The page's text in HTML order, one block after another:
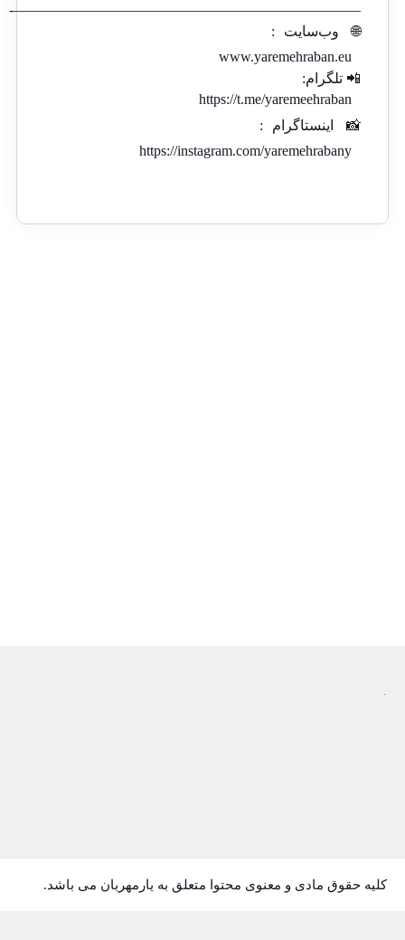
————————————————————————-
🌐
وب‌سایت
:
www.yaremehraban.eu
📲 تلگرام:
https://t.me/yaremeehraban
📸
اینستاگرام
:
https://instagram.com/yaremehrabany
کلیه حقوق مادی و معنوی محتوا متعلق به یارمهربان می باشد.